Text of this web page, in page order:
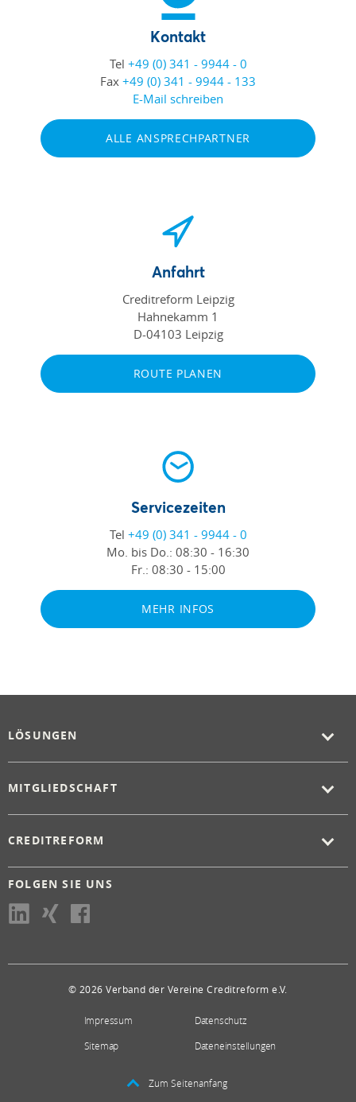
Kontakt
Tel +49 (0) 341 - 9944 - 0
Fax +49 (0) 341 - 9944 - 133
E-Mail schreiben
ALLE ANSPRECHPARTNER
Anfahrt
Creditreform Leipzig
Hahnekamm 1
D-04103 Leipzig
ROUTE PLANEN
Servicezeiten
Tel +49 (0) 341 - 9944 - 0
Mo. bis Do.: 08:30 - 16:30
Fr.: 08:30 - 15:00
MEHR INFOS
LÖSUNGEN
MITGLIEDSCHAFT
CREDITREFORM
FOLGEN SIE UNS
© 2026 Verband der Vereine Creditreform e.V.
Impressum
Datenschutz
Sitemap
Dateneinstellungen
Zum Seitenanfang